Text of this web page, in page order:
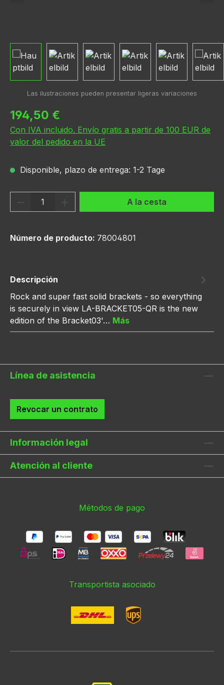
Precio normal:
194,50 €
Con IVA incluido. Envío gratis a partir de 100 EUR de
valor del pedido en la UE
Disponible, plazo de entrega: 1-2 Tage
Cantidad del producto: introduce la
A la cesta
Número de producto: 78004801
Descripción
Rock and super fast solid brackets - so everything
is securely in view LA-BRACKET05-QR is the new
edition of the Bracket03'… Más
Línea de asistencia
Revocar un contrato
Información legal
Atención al cliente
Métodos de pago
Transportista asociado